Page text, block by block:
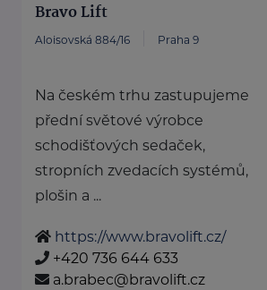
Bravo Lift
Aloisovská 884/16 Praha 9
Na českém trhu zastupujeme
přední světové výrobce
schodišťových sedaček,
stropních zvedacích systémů,
plošin a ...
https://www.bravolift.cz/
+420 736 644 633
a.brabec@bravolift.cz